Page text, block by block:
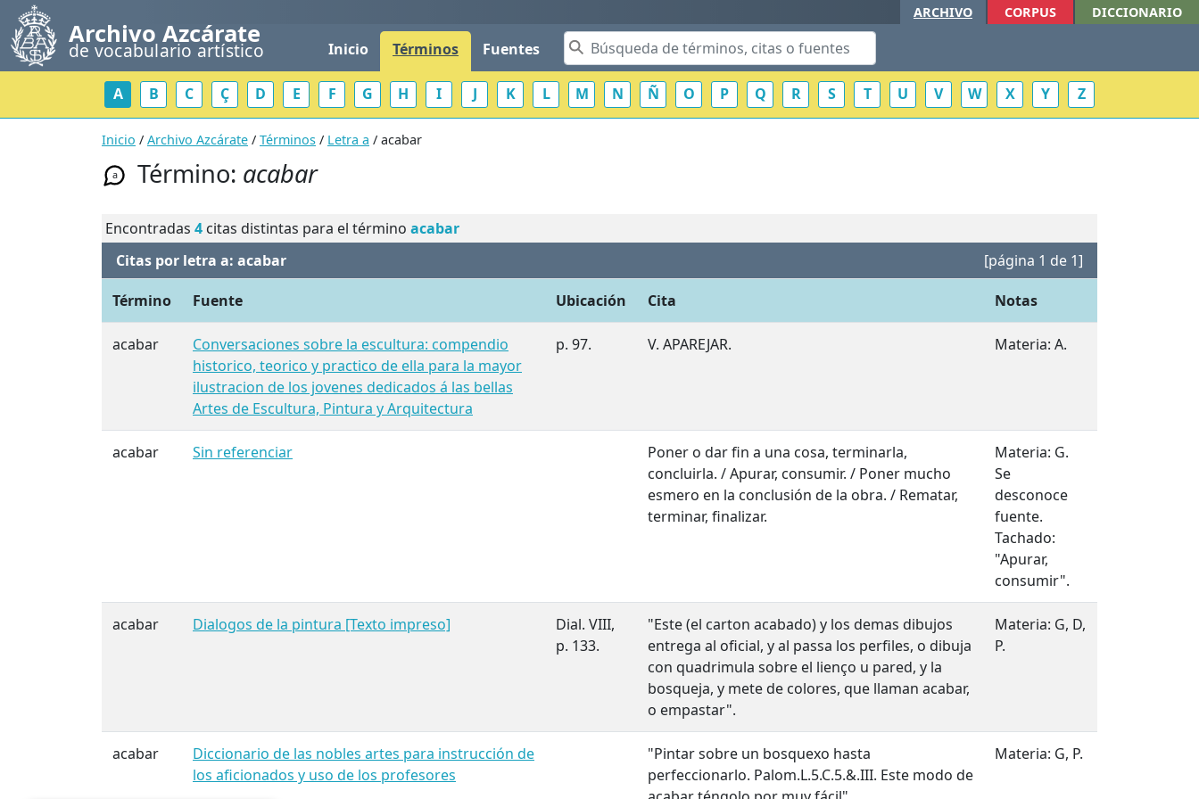
Archivo Azcárate
de vocabulario artístico Inicio Términos Fuentes
ARCHIVO CORPUS DICCIONARIO
A B C Ç D E F G H I J K L M N Ñ O P Q R S T U V W X Y Z
Inicio / Archivo Azcárate / Términos / Letra a / acabar
a Término: acabar
Encontradas 4 citas distintas para el término acabar
Citas por letra a: acabar
[página 1 de 1]
Término Fuente Ubicación Cita Notas
acabar
Conversaciones sobre la escultura: compendio
historico, teorico y practico de ella para la mayor
ilustracion de los jovenes dedicados á las bellas
Artes de Escultura, Pintura y Arquitectura
p. 97. V. APAREJAR. Materia: A.
acabar Sin referenciar
Poner o dar fin a una cosa, terminarla,
concluirla. / Apurar, consumir. / Poner mucho
esmero en la conclusión de la obra. / Rematar,
terminar, finalizar.
Materia: G.
Se
desconoce
fuente.
Tachado:
"Apurar,
consumir".
acabar Dialogos de la pintura [Texto impreso]
Dial. VIII,
p. 133.
"Este (el carton acabado) y los demas dibujos
entrega al oficial, y al passa los perfiles, o dibuja
con quadrimula sobre el lienço u pared, y la
bosqueja, y mete de colores, que llaman acabar,
o empastar".
Materia: G, D,
P.
acabar
Diccionario de las nobles artes para instrucción de
los aficionados y uso de los profesores
"Pintar sobre un bosquexo hasta
perfeccionarlo. Palom.L.5.C.5.&.III. Este modo de
Materia: G, P.